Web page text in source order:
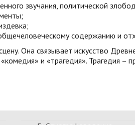
звучания, политической
содержанию и
Она связывает искусство
и «трагедия». Трагедия –